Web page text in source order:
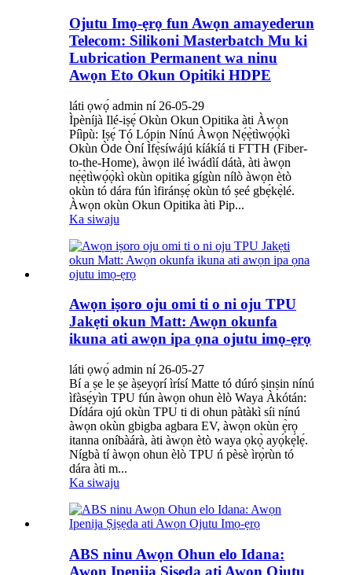
Ojutu Imọ-ẹrọ fun Awọn amayederun
Telecom: Silikoni Masterbatch Mu ki
Lubrication Permanent wa ninu
Awọn Eto Okun Opitiki HDPE
láti ọwọ́ admin ní 26-05-29
Ìpèníjà Ilé-iṣẹ́ Okùn Okun Opitika àti Àwọn
Píìpù: Iṣẹ́ Tó Lópin Nínú Àwọn Nẹ́ẹ̀tìwọ́ọ̀kì
Okùn Òde Òní Ìfẹ̀síwájú kíákíá ti FTTH (Fiber-
to-the-Home), àwọn ilé ìwádìí dátà, àti àwọn
nẹ́ẹ̀tìwọ́ọ̀kì okùn opitika gígùn nílò àwọn ètò
okùn tó dára fún ìfiránṣẹ́ okùn tó ṣeé gbẹ́kẹ̀lé.
Àwọn okùn Okun Opitika àti Pip...
Ka siwaju
Awọn iṣoro oju omi ti o ni oju TPU
Jakẹti okun Matt: Awọn okunfa
ikuna ati awọn ipa ọna ojutu imọ-ẹrọ
láti ọwọ́ admin ní 26-05-27
Bí a ṣe le ṣe àṣeyọrí ìrísí Matte tó dúró ṣinṣin nínú
ìfàsẹ́yìn TPU fún àwọn ohun èlò Waya Àkótán:
Dídára ojú okùn TPU ti di ohun pàtàkì síi nínú
àwọn okùn gbigba agbara EV, àwọn okùn ẹ̀rọ
itanna oníbàárà, àti àwọn ètò waya ọkọ̀ ayọ́kẹ́lẹ́.
Nígbà tí àwọn ohun èlò TPU ń pèsè ìrọ̀rùn tó
dára àti m...
Ka siwaju
ABS ninu Awọn Ohun elo Idana:
Awọn Ipenija Ṣiṣẹda ati Awọn Ojutu